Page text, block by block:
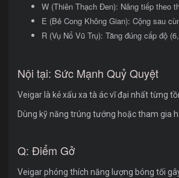
W (Thiên Thạch Đen): Nâng tiếp theo
E (Bẻ Cong Không Gian): Cộng sau
R (Vụ Nổ Vũ Trụ): Tăng đúng cấp độ
Nội tại: Sức Mạnh Quỷ Quyệt
Veigar là kẻ xấu xa tà ác vĩ đại nhất từng
Dùng kỹ năng trúng tướng hoặc tham gia
Q: Điểm Gở
Veigar phóng thích năng lượng bóng tối